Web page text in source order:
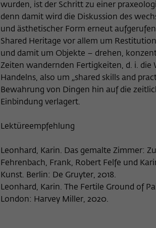
wurden, ist der Schritt zu einer
denn damit wird die Diskussion des
und ästhetischer Form erneut
Shared Heritage vor allem um
und damit um Objekte – drehen,
Zeiten wandernden Fertigkeiten, d. i.
Handelns, also um „shared skills and
Bewahrung von Dingen hin auf die
Einbindung verlagert.
Lektüreempfehlung
Leonhard, Karin. Das gemalte Zimmer:
Fehrenbach, Frank, Robert Felfe und
Kunst. Berlin: De Gruyter, 2018.
Leonhard, Karin. The Fertile Ground of
London: Harvey Miller, 2020.